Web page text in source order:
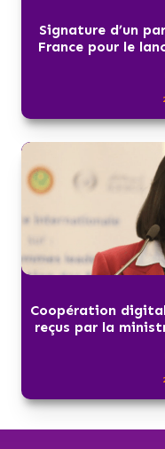
Signature d’un
France pour le
Coopération
reçus par la